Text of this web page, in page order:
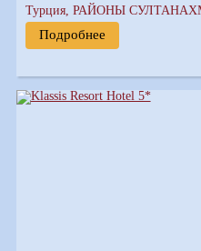
Турция, РАЙОНЫ
Подробнее